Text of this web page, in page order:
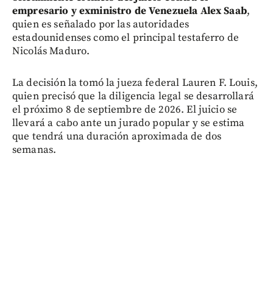
empresario y exministro de Venezuela Alex Saab,
quien es señalado por las autoridades
estadounidenses como el principal testaferro de
Nicolás Maduro.
La decisión la tomó la jueza federal Lauren F. Louis,
quien precisó que la diligencia legal se desarrollará
el próximo 8 de septiembre de 2026. El juicio se
llevará a cabo ante un jurado popular y se estima
que tendrá una duración aproximada de dos
semanas.